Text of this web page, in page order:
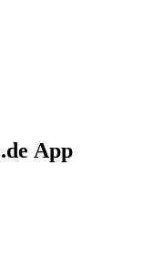
App